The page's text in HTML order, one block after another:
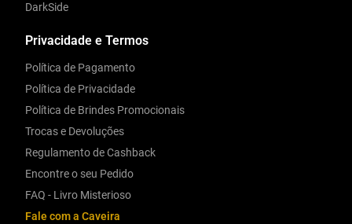
Privacidade e Termos
Política de Pagamento
Política de Privacidade
Política de Brindes Promocionais
Trocas e Devoluções
Regulamento de Cashback
Encontre o seu Pedido
FAQ - Livro Misterioso
Fale com a Caveira
DarkSide